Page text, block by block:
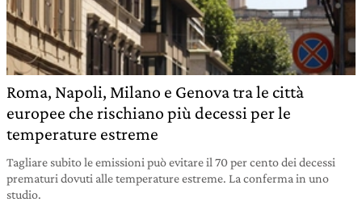
Roma, Napoli, Milano e Genova tra le città
europee che rischiano più decessi per le
temperature estreme
Tagliare subito le emissioni può evitare il 70 per cento dei decessi
prematuri dovuti alle temperature estreme. La conferma in uno
studio.